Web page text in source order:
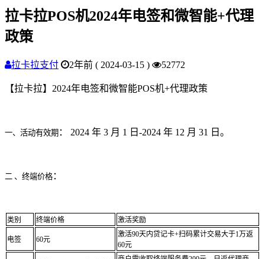
拉卡拉POS机2024年电签和微智能+代理
政策
拉卡拉支付 2年前 ( 2024-03-15 ) 52772
【拉卡拉】2024年电签和微智能POS机+代理政策
一、活动有效期 ： 2024 年 3 月 1 日-2024 年 12 月 31 日。
二 、终端价格 ：
类别 终端价格 激活奖励
电签 60元
激活90天内贷记卡+扫码累计交易大于1万返
60元